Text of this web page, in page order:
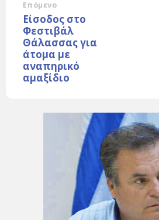
Επόμενο
Είσοδος στο
Φεστιβάλ
Θάλασσας για
άτομα με
αναπηρικό
αμαξίδιο